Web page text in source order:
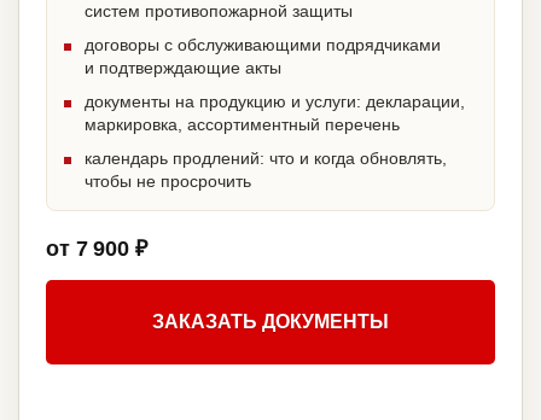
систем противопожарной защиты
договоры с обслуживающими подрядчиками
и подтверждающие акты
документы на продукцию и услуги: декларации,
маркировка, ассортиментный перечень
календарь продлений: что и когда обновлять,
чтобы не просрочить
от 7 900 ₽
ЗАКАЗАТЬ ДОКУМЕНТЫ